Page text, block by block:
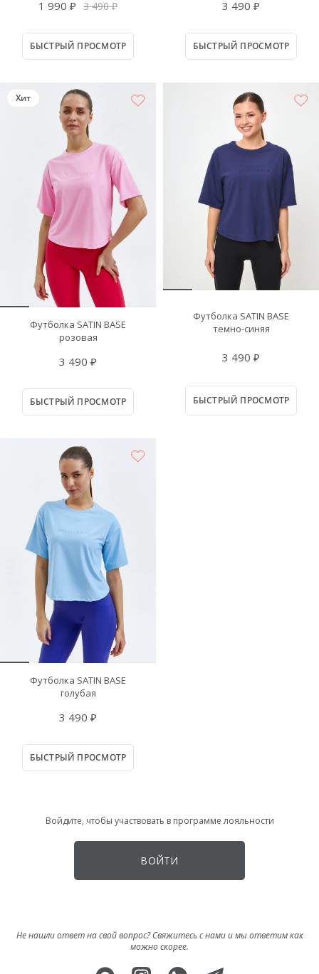
1 990 ₽ 3 490 ₽
БЫСТРЫЙ ПРОСМОТР
3 490 ₽
БЫСТРЫЙ ПРОСМОТР
Хит
Футболка SATIN BASE
розовая
3 490 ₽
БЫСТРЫЙ ПРОСМОТР
Футболка SATIN BASE
темно-синяя
3 490 ₽
БЫСТРЫЙ ПРОСМОТР
Футболка SATIN BASE
голубая
3 490 ₽
БЫСТРЫЙ ПРОСМОТР
Войдите, чтобы участвовать в программе лояльности
ВОЙТИ
Не нашли ответ на свой вопрос? Свяжитесь с нами и мы ответим как
можно скорее.